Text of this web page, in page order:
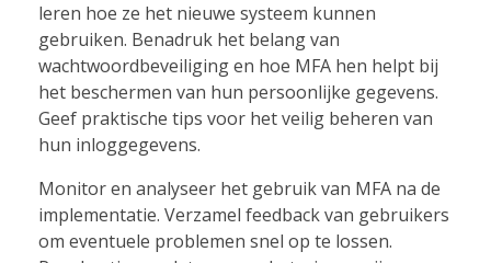
leren hoe ze het nieuwe systeem kunnen
gebruiken. Benadruk het belang van
wachtwoordbeveiliging en hoe MFA hen helpt bij
het beschermen van hun persoonlijke gegevens.
Geef praktische tips voor het veilig beheren van
hun inloggegevens.
Monitor en analyseer het gebruik van MFA na de
implementatie. Verzamel feedback van gebruikers
om eventuele problemen snel op te lossen.